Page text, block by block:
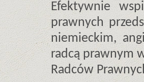
Efektywnie
prawnych
niemieckim,
radcą prawnym
Radców